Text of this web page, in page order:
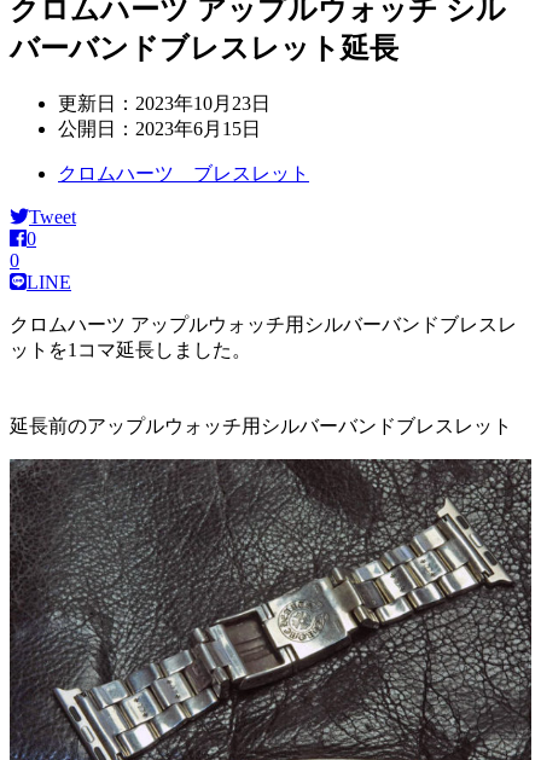
クロムハーツ アップルウォッチ シル
バーバンドブレスレット延長
更新日： 2023年10月23日
公開日： 2023年6月15日
クロムハーツ ブレスレット
Tweet
0
0
LINE
クロムハーツ アップルウォッチ用シルバーバンドブレスレ
ットを1コマ延長しました。
延長前のアップルウォッチ用シルバーバンドブレスレット